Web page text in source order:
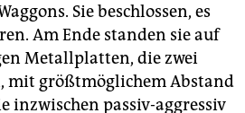
Sie beschlossen, es
Am Ende standen sie auf
Metallplatten, die zwei
mit größtmöglichem Abstand
inzwischen passiv-aggressiv